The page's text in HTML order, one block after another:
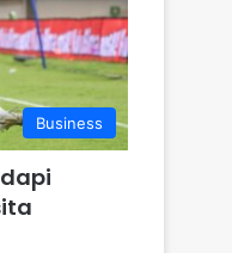
Business